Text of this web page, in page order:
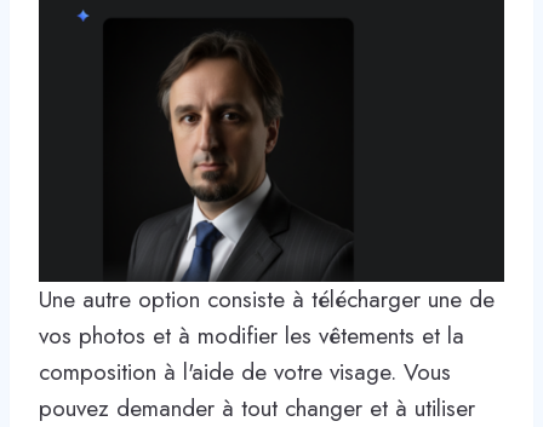
Une autre option consiste à télécharger une de
vos photos et à modifier les vêtements et la
composition à l'aide de votre visage. Vous
pouvez demander à tout changer et à utiliser